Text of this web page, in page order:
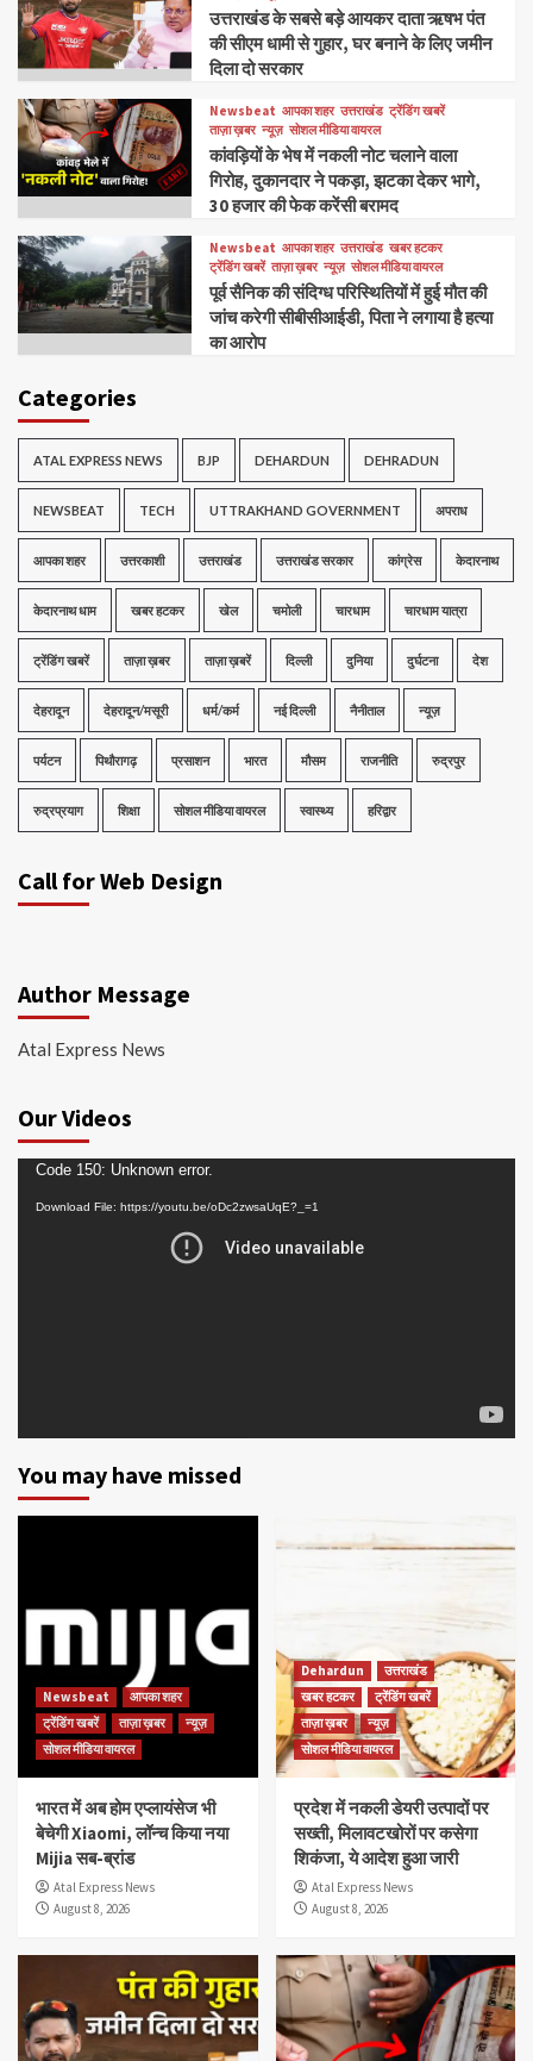
उत्तराखंड के सबसे बड़े आयकर दाता ऋषभ पंत
की सीएम धामी से गुहार, घर बनाने के लिए जमीन
दिला दो सरकार
Newsbeat आपका शहर उत्तराखंड ट्रेंडिंग खबरें
ताज़ा ख़बर न्यूज़ सोशल मीडिया वायरल
कांवड़ियों के भेष में नकली नोट चलाने वाला
गिरोह, दुकानदार ने पकड़ा, झटका देकर भागे,
30 हजार की फेक करेंसी बरामद
Newsbeat आपका शहर उत्तराखंड खबर हटकर
ट्रेंडिंग खबरें ताज़ा ख़बर न्यूज़ सोशल मीडिया वायरल
पूर्व सैनिक की संदिग्ध परिस्थितियों में हुई मौत की
जांच करेगी सीबीसीआईडी, पिता ने लगाया है हत्या
का आरोप
Categories
ATAL EXPRESS NEWS BJP DEHARDUN DEHRADUN
NEWSBEAT TECH UTTRAKHAND GOVERNMENT अपराध
आपका शहर उत्तरकाशी उत्तराखंड उत्तराखंड सरकार कांग्रेस केदारनाथ
केदारनाथ धाम खबर हटकर खेल चमोली चारधाम चारधाम यात्रा
ट्रेंडिंग खबरें ताज़ा ख़बर ताज़ा ख़बरें दिल्ली दुनिया दुर्घटना देश
देहरादून देहरादून/मसूरी धर्म/कर्म नई दिल्ली नैनीताल न्यूज़
पर्यटन पिथौरागढ़ प्रसाशन भारत मौसम राजनीति रुद्रपुर
रुद्रप्रयाग शिक्षा सोशल मीडिया वायरल स्वास्थ्य हरिद्वार
Call for Web Design
Author Message
Atal Express News
Our Videos
Video
Player
Code 150: Unknown error.
Download File: https://youtu.be/oDc2zwsaUqE?_=1
You may have missed
Newsbeat
आपका शहर
ट्रेंडिंग खबरें
ताज़ा ख़बर
न्यूज़
सोशल मीडिया वायरल
भारत में अब होम एप्लायंसेज भी
बेचेगी Xiaomi, लॉन्च किया नया
Mijia सब-ब्रांड
Atal Express News
August 8, 2026
Dehardun
उत्तराखंड
खबर हटकर
ट्रेंडिंग खबरें
ताज़ा ख़बर
न्यूज़
सोशल मीडिया वायरल
प्रदेश में नकली डेयरी उत्पादों पर
सख्ती, मिलावटखोरों पर कसेगा
शिकंजा, ये आदेश हुआ जारी
Atal Express News
August 8, 2026